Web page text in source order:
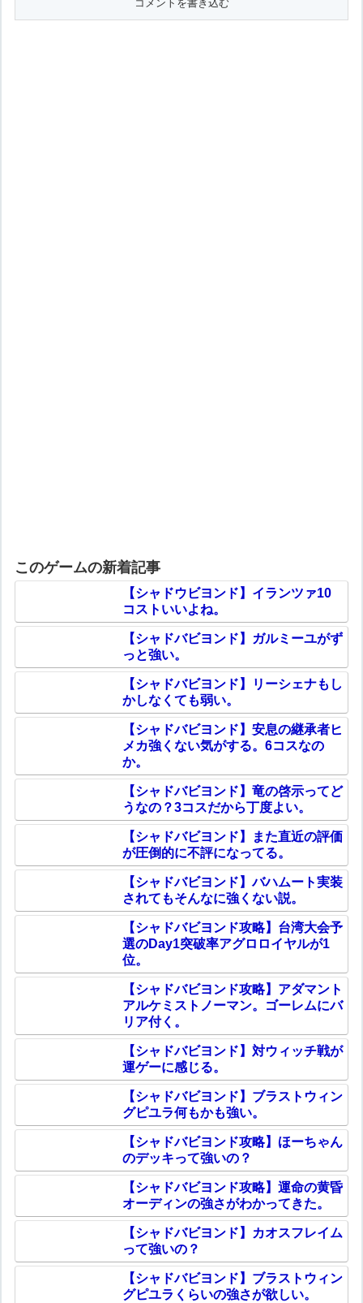
このゲームの新着記事
【シャドウビヨンド】イランツァ10
コストいいよね。
【シャドバビヨンド】ガルミーユがず
っと強い。
【シャドバビヨンド】リーシェナもし
かしなくても弱い。
【シャドバビヨンド】安息の継承者ヒ
メカ強くない気がする。6コスなの
か。
【シャドバビヨンド】竜の啓示ってど
うなの？3コスだから丁度よい。
【シャドバビヨンド】また直近の評価
が圧倒的に不評になってる。
【シャドバビヨンド】バハムート実装
されてもそんなに強くない説。
【シャドバビヨンド攻略】台湾大会予
選のDay1突破率アグロロイヤルが1
位。
【シャドバビヨンド攻略】アダマント
アルケミストノーマン。ゴーレムにバ
リア付く。
【シャドバビヨンド】対ウィッチ戦が
運ゲーに感じる。
【シャドバビヨンド】ブラストウィン
グピユラ何もかも強い。
【シャドバビヨンド攻略】ほーちゃん
のデッキって強いの？
【シャドバビヨンド攻略】運命の黄昏
オーディンの強さがわかってきた。
【シャドバビヨンド】カオスフレイム
って強いの？
【シャドバビヨンド】ブラストウィン
グピユラくらいの強さが欲しい。